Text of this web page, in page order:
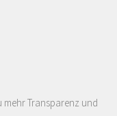
mehr Transparenz und